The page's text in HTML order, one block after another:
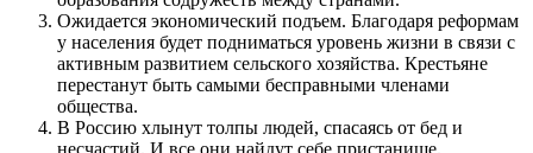
Ожидается экономический подъем. Благодаря реформам
у населения будет подниматься уровень жизни в связи с
активным развитием сельского хозяйства. Крестьяне
перестанут быть самыми бесправными членами
общества.
В Россию хлынут толпы людей, спасаясь от бед и